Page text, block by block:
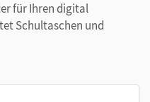
für Ihren digital
Schultaschen und
verfügbar.